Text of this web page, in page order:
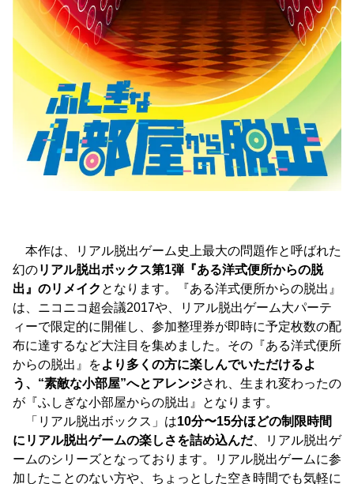
本作は、リアル脱出ゲーム史上最大の問題作と呼ばれた
幻のリアル脱出ボックス第1弾『ある洋式便所からの脱
出』のリメイク となります。『ある洋式便所からの脱出』
は、ニコニコ超会議2017や、リアル脱出ゲーム大パーテ
ィーで限定的に開催し、参加整理券が即時に予定枚数の配
布に達するなど大注目を集めました。その『ある洋式便所
からの脱出』をより多くの方に楽しんでいただけるよ
う、“素敵な小部屋”へとアレンジされ、生まれ変わったの
が『ふしぎな小部屋からの脱出』となります。
「リアル脱出ボックス」は10分〜15分ほどの制限時間
にリアル脱出ゲームの楽しさを詰め込んだ、リアル脱出ゲ
ームのシリーズとなっております。リアル脱出ゲームに参
加したことのない方や、ちょっとした空き時間でも気軽に